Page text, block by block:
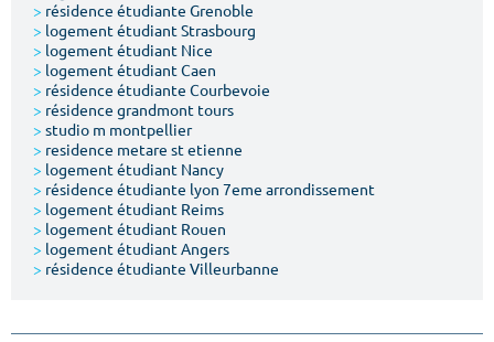
Chercher
> résidence étudiante Grenoble
> logement étudiant Strasbourg
> logement étudiant Nice
> logement étudiant Caen
> résidence étudiante Courbevoie
> résidence grandmont tours
> studio m montpellier
> residence metare st etienne
> logement étudiant Nancy
> résidence étudiante lyon 7eme arrondissement
> logement étudiant Reims
> logement étudiant Rouen
> logement étudiant Angers
> résidence étudiante Villeurbanne